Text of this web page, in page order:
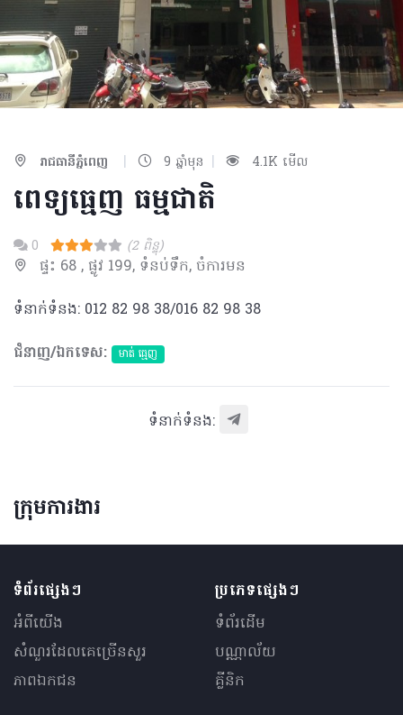
រាជធានីភ្នំពេញ | 9 ឆ្នាំមុន | 4.1K មើល
ពេទ្យធ្មេញ ធម្មជាតិ
0 (2 ពិន្ទុ)
ផ្ទះ 68 , ផ្លូវ 199, ទំនប់ទឹក, ចំការមន
ទំនាក់ទំនង: 012 82 98 38/016 82 98 38
ជំនាញ/ឯកទេស:
មាត់ ធ្មេញ
ទំនាក់ទំនង:
ក្រុមការងារ
ទំព័រផ្សេងៗ
អំពីយើង
សំណួរ​ដែលគេ​ច្រើន​សួរ
ភាពឯកជន
ប្រភេទផ្សេងៗ
ទំព័រដើម
បណ្ណាល័យ
គ្លីនិក